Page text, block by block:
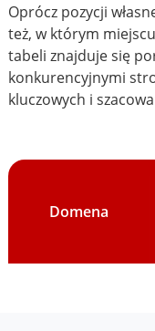
Oprócz pozycji
też, w którym
tabeli znajduje się
konkurencyjnymi
kluczowych i
Domena